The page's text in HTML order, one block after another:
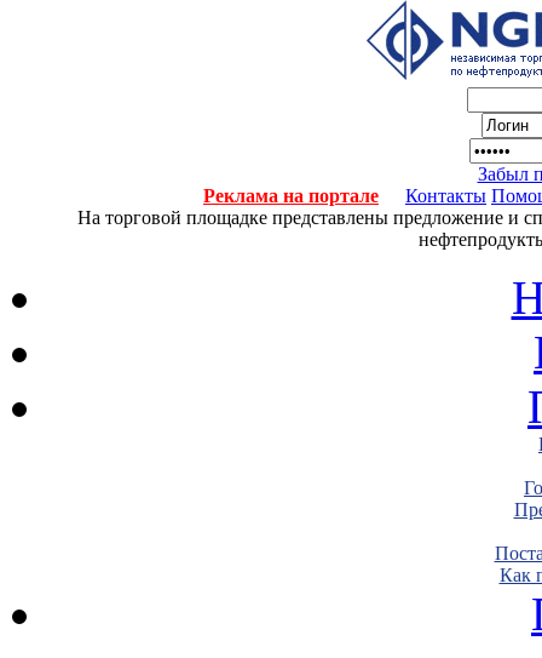
Забыл
Реклама на портале
Контакты
На торговой площадке представлены предложение и
Как